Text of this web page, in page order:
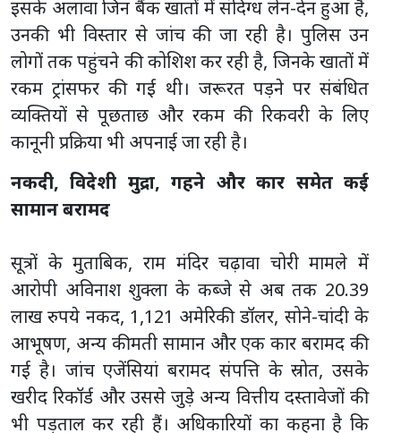
इसके अलावा जिन बैंक खातों में संदिग्ध लेन-देन हुआ है,
उनकी भी विस्तार से जांच की जा रही है। पुलिस उन
लोगों तक पहुंचने की कोशिश कर रही है, जिनके खातों में
रकम ट्रांसफर की गई थी। जरूरत पड़ने पर संबंधित
व्यक्तियों से पूछताछ और रकम की रिकवरी के लिए
कानूनी प्रक्रिया भी अपनाई जा रही है।
नकदी, विदेशी मुद्रा, गहने और कार समेत कई
सामान बरामद
सूत्रों के मुताबिक, राम मंदिर चढ़ावा चोरी मामले में
आरोपी अविनाश शुक्ला के कब्जे से अब तक 20.39
लाख रुपये नकद, 1,121 अमेरिकी डॉलर, सोने-चांदी के
आभूषण, अन्य कीमती सामान और एक कार बरामद की
गई है। जांच एजेंसियां बरामद संपत्ति के स्रोत, उसके
खरीद रिकॉर्ड और उससे जुड़े अन्य वित्तीय दस्तावेजों की
भी पड़ताल कर रही हैं। अधिकारियों का कहना है कि